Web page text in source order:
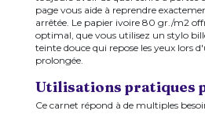
page vous aide à reprendre
arrêtée. Le papier ivoire 80 gr./m2
optimal, que vous utilisez un stylo
teinte douce qui repose les yeux lors
prolongée.
Utilisations pratiques
Ce carnet répond à de multiples